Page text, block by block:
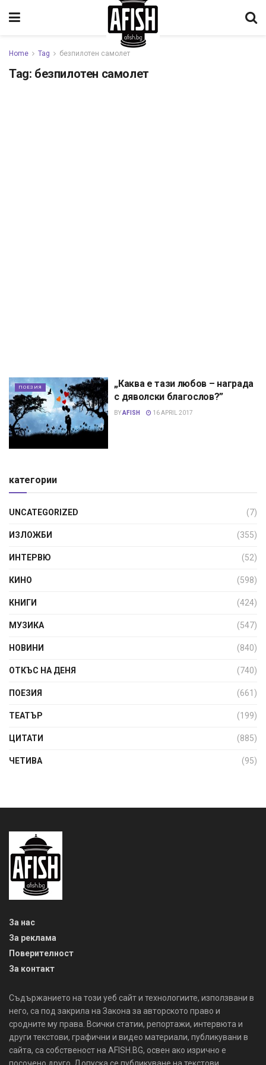
Home Tag безпилотен самолет
Tag: безпилотен самолет
ПОЕЗИЯ
„Каква е тази любов – награда
с дяволски благослов?”
BYAFISH 16 APRIL 2017
категории
UNCATEGORIZED (7)
ИЗЛОЖБИ (355)
ИНТЕРВЮ (52)
КИНО (598)
КНИГИ (424)
МУЗИКА (547)
НОВИНИ (840)
ОТКЪС НА ДЕНЯ (740)
ПОЕЗИЯ (661)
ТЕАТЪР (199)
ЦИТАТИ (885)
ЧЕТИВА (95)
За нас
За реклама
Поверителност
За контакт
Съдържанието на този уеб сайт и технологиите, използвани в
него, са под закрила на Закона за авторското право и
сродните му права. Всички статии, репортажи, интервюта и
други текстови, графични и видео материали, публикувани в
сайта, са собственост на AFISH.BG, освен ако изрично е
посочено друго. Допуска се публикуване на текстови